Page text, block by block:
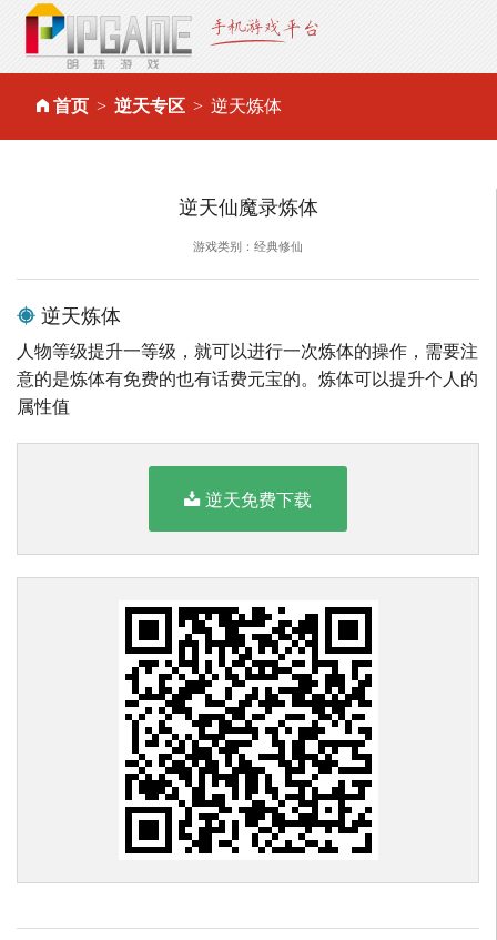
首页 逆天专区 逆天炼体
逆天仙魔录炼体
游戏类别：经典修仙
逆天炼体
人物等级提升一等级，就可以进行一次炼体的操作，需要注
意的是炼体有免费的也有话费元宝的。炼体可以提升个人的
属性值
逆天免费下载